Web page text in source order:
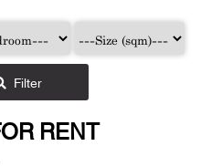
Filter
RENT